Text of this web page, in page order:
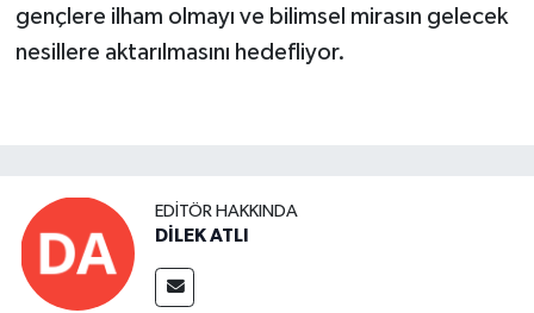
gençlere ilham olmayı ve bilimsel mirasın gelecek
nesillere aktarılmasını hedefliyor.
EDITÖR HAKKINDA
DİLEK ATLI